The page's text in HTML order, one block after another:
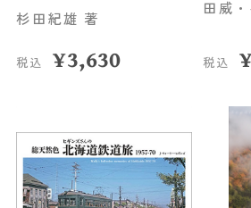
杉田紀雄 著
税込 ¥3,630
田威
税込